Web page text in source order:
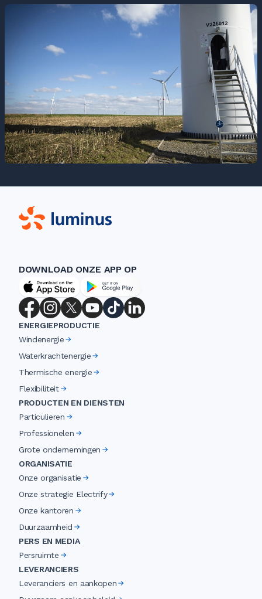
DOWNLOAD ONZE APP OP
ENERGIEPRODUCTIE
Windenergie
Waterkrachtenergie
Thermische energie
Flexibiliteit
PRODUCTEN EN DIENSTEN
Particulieren
Professionelen
Grote ondernemingen
ORGANISATIE
Onze organisatie
Onze strategie Electrify
Onze kantoren
Duurzaamheid
PERS EN MEDIA
Persruimte
LEVERANCIERS
Leveranciers en aankopen